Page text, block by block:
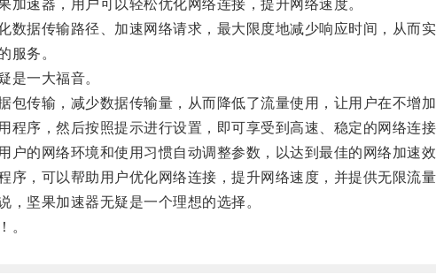
速器，用户可以轻松优化网络连接，提升网络速度。
据传输路径、加速网络请求，最大限度地减少响应时间，从而实
务。
一大福音。
传输，减少数据传输量，从而降低了流量使用，让用户在不增加
序，然后按照提示进行设置，即可享受到高速、稳定的网络连接
的网络环境和使用习惯自动调整参数，以达到最佳的网络加速效
，可以帮助用户优化网络连接，提升网络速度，并提供无限流量
坚果加速器无疑是一个理想的选择。
。